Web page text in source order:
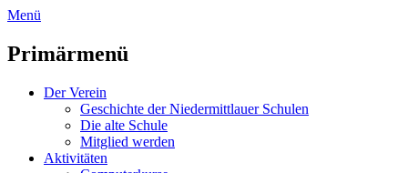
zum
überspringen
Menü
Primärmenü
Der Verein
Geschichte der Niedermittlauer Schulen
Die alte Schule
Mitglied werden
Aktivitäten